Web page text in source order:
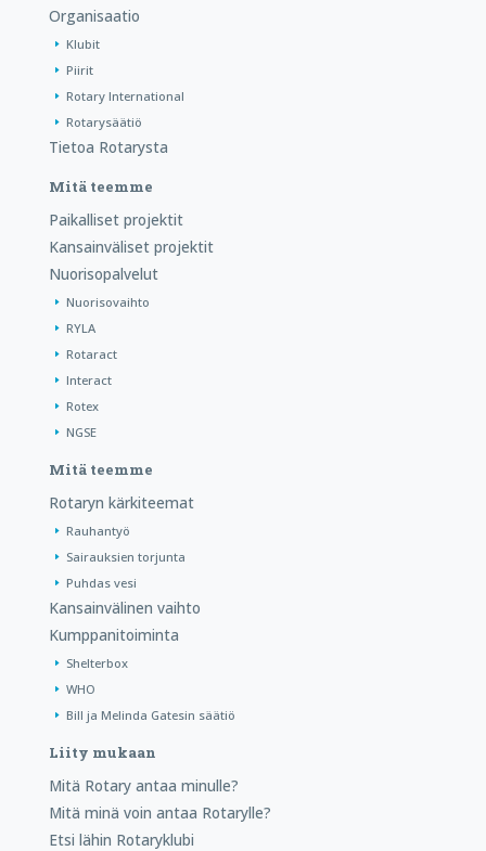
Organisaatio
Klubit
Piirit
Rotary International
Rotarysäätiö
Tietoa Rotarysta
Mitä teemme
Paikalliset projektit
Kansainväliset projektit
Nuorisopalvelut
Nuorisovaihto
RYLA
Rotaract
Interact
Rotex
NGSE
Mitä teemme
Rotaryn kärkiteemat
Rauhantyö
Sairauksien torjunta
Puhdas vesi
Kansainvälinen vaihto
Kumppanitoiminta
Shelterbox
WHO
Bill ja Melinda Gatesin säätiö
Liity mukaan
Mitä Rotary antaa minulle?
Mitä minä voin antaa Rotarylle?
Etsi lähin Rotaryklubi